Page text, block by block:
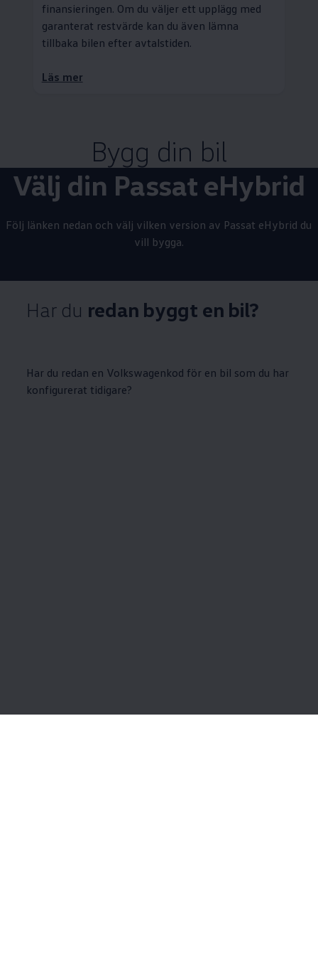
finansieringen. Om du väljer ett upplägg med
garanterat restvärde kan du även lämna
tillbaka bilen efter avtalstiden.
Läs mer
Bygg din bil
Välj din Passat eHybrid
Följ länken nedan och välj vilken version av Passat eHybrid du
vill bygga.
Har du redan byggt en bil?
Har du redan en Volkswagenkod för en bil som du har
konfigurerat tidigare?